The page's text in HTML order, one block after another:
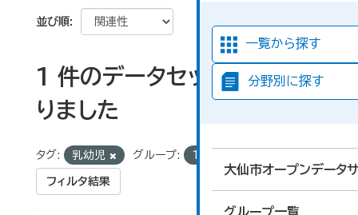
一覧から探す
分野別に探す
大仙市オープンデータ
グループ一覧
並び順
1 件のデータセットが見つか
りました
タグ: 乳幼児 グループ: 14_司法・安全・環境
フィルタ結果